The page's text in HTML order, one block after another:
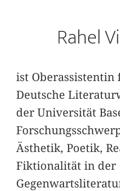
Rahel
ist Oberassistentin
Deutsche
der Universität
Ästhetik, ­Poetik,
Fiktionalität in der